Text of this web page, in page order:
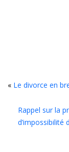
« Le divorce en
Rappel sur la
d’impossibilité